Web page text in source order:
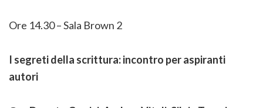
Ore 14.30 – Sala Brown 2
I segreti della scrittura: incontro per aspiranti
autori